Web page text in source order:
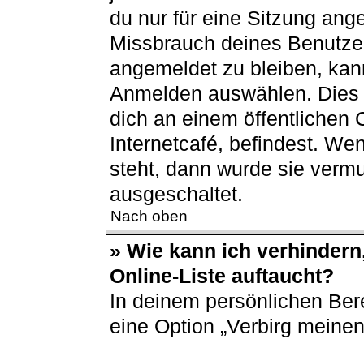
du nur für eine Sitzung
Missbrauch deines
angemeldet zu bleiben,
Anmelden auswählen.
dich an einem öffentlichen
Internetcafé, befindest.
steht, dann wurde sie
ausgeschaltet.
Nach oben
» Wie kann ich
Online-Liste auftaucht?
In deinem persönlichen
eine Option „Verbirg